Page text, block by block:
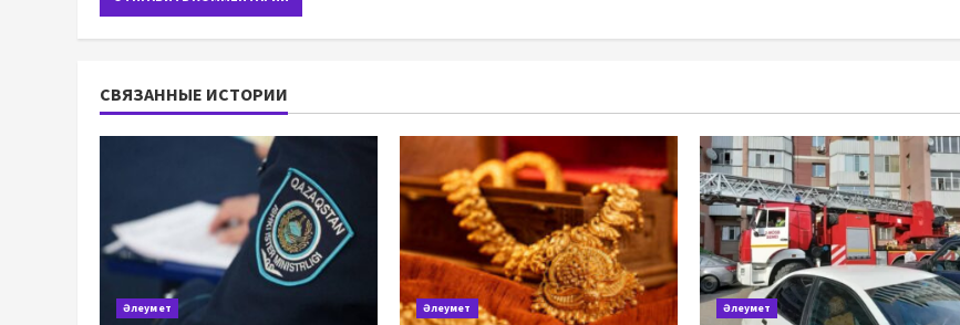
СВЯЗАННЫЕ ИСТОРИИ
Әлеумет Әлеумет Әлеумет